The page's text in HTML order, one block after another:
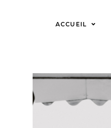
ACCUEIL